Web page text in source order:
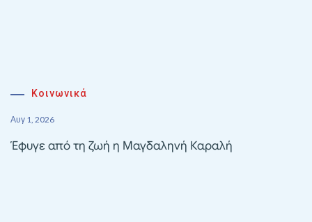
Κοινωνικά
Αυγ 1, 2026
Έφυγε από τη ζωή η Μαγδαληνή Καραλή